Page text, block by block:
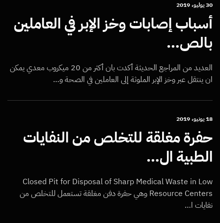
30 يوليو، 2019
أسباب إصابات وخز الإبر في العاملين
بالص…
العديد من المراجع الحديثة أكدت بان أكثر من 20 ميكروب معدي يمكن
ان ينتقل عبر وخز الإبر الملوثة إلى العاملين في الصحة و…
18 يونيو، 2019
حفرة مغلقة للتخلص من النفايات
الطبية ال…
Closed Pit for Disposal of Sharp Medical Waste in Low
Resource Centers وهي حفرة دفن مغلقة تستعمل للتخلص من
نفايات ا…